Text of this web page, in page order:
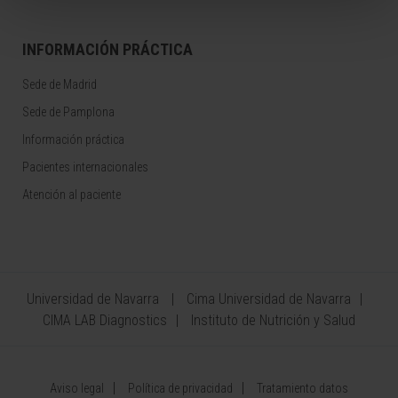
INFORMACIÓN PRÁCTICA
Sede de Madrid
Sede de Pamplona
Información práctica
Pacientes internacionales
Atención al paciente
Universidad de Navarra
Cima Universidad de Navarra
CIMA LAB Diagnostics
Instituto de Nutrición y Salud
Aviso legal Política de privacidad Tratamiento datos